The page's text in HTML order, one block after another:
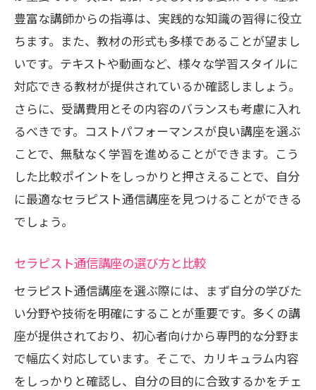
豊富な講師からの指導は、実践的な知識の習得に役立
ちます。また、教材の形式も多様であることが望まし
いです。テキストや動画など、様々な学習スタイルに
対応できる教材が提供されているか確認しましょう。
さらに、受講費用とその内容のバランスも考慮に入れ
るべきです。コストパフォーマンスが良い講座を選ぶ
ことで、無駄なく学習を進めることができます。こう
した比較ポイントをしっかりと押さえることで、自分
に最適なセラピスト通信講座を見つけることができる
でしょう。
セラピスト通信講座の選び方と比較
セラピスト通信講座を選ぶ際には、まず自分の学びた
い分野や技術を明確にすることが重要です。多くの講
座が提供されており、初心者向けから専門的な分野ま
で幅広く対応しています。そこで、カリキュラム内容
をしっかりと確認し、自分の目的に合致するかをチェ